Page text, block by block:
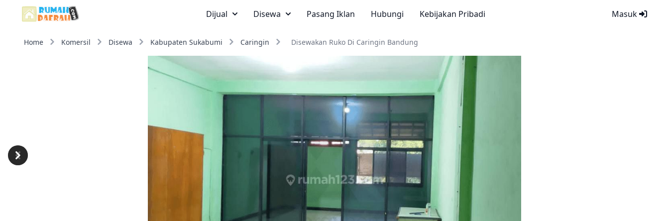
Masuk
Dijual Disewa Pasang Iklan Hubungi Kebijakan Pribadi
Home Komersil Disewa Kabupaten Sukabumi Caringin Disewakan Ruko Di Caringin Bandung
Previous
Next